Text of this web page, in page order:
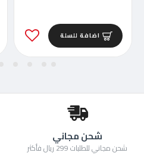
اضافة للسلة
شحن مجاني
شحن مجاني للطلبات 299 ريال فأكثر